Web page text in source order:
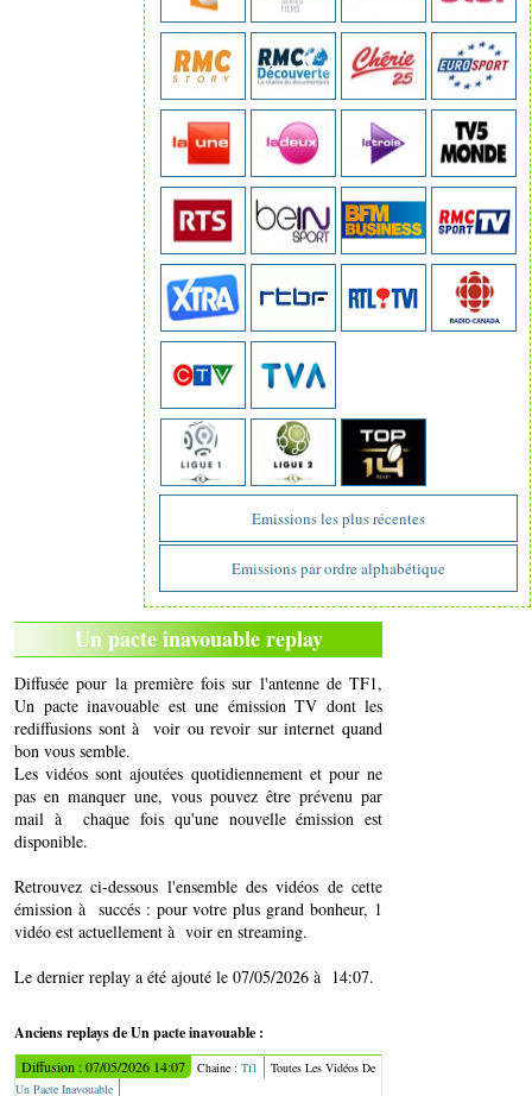
Emissions les plus récentes
Emissions par ordre alphabétique
Un pacte inavouable replay
Diffusée pour la première fois sur l'antenne de TF1,
Un pacte inavouable est une émission TV dont les
rediffusions sont à voir ou revoir sur internet quand
bon vous semble.
Les vidéos sont ajoutées quotidiennement et pour ne
pas en manquer une, vous pouvez être prévenu par
mail à chaque fois qu'une nouvelle émission est
disponible.
Retrouvez ci-dessous l'ensemble des vidéos de cette
émission à succés : pour votre plus grand bonheur, 1
vidéo est actuellement à voir en streaming.
Le dernier replay a été ajouté le 07/05/2026 à 14:07.
Anciens replays de Un pacte inavouable :
Diffusion : 07/05/2026 14:07 Chaine : Tf1
Toutes Les Vidéos De
Un Pacte Inavouable